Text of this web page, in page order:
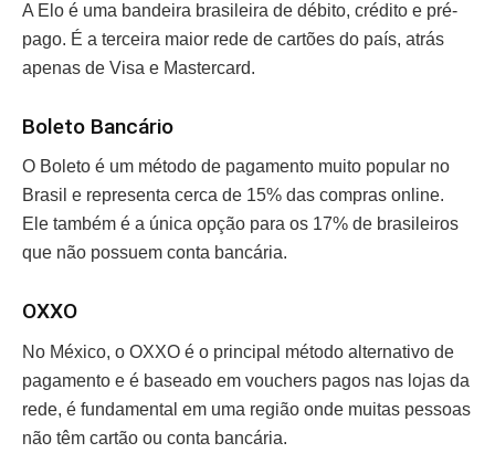
A Elo é uma bandeira brasileira de débito, crédito e pré-
pago. É a terceira maior rede de cartões do país, atrás
apenas de Visa e Mastercard.
Boleto Bancário
O Boleto é um método de pagamento muito popular no
Brasil e representa cerca de 15% das compras online.
Ele também é a única opção para os 17% de brasileiros
que não possuem conta bancária.
OXXO
No México, o OXXO é o principal método alternativo de
pagamento e é baseado em vouchers pagos nas lojas da
rede, é fundamental em uma região onde muitas pessoas
não têm cartão ou conta bancária.